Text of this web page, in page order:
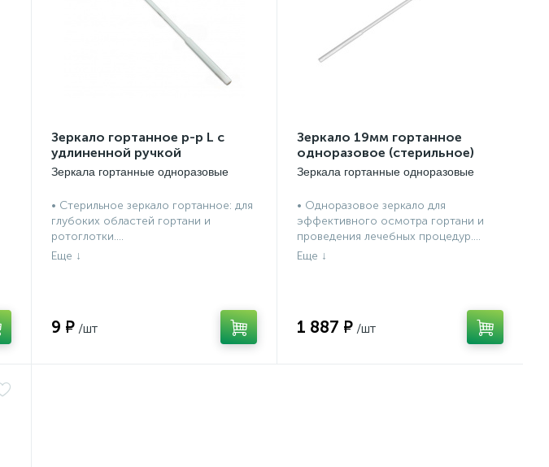
Зеркало гортанное р-р L с
удлиненной ручкой
Зеркала гортанные одноразовые
• Стерильное зеркало гортанное: для
глубоких областей гортани и
ротоглотки....
9 ₽
Зеркало 19мм гортанное
одноразовое (стерильное)
Зеркала гортанные одноразовые
• Одноразовое зеркало для
эффективного осмотра гортани и
проведения лечебных процедур....
1 887 ₽